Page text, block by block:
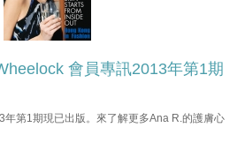
會員專訊2013年第1期
第1期現已出版。來了解更多Ana R.的護膚心